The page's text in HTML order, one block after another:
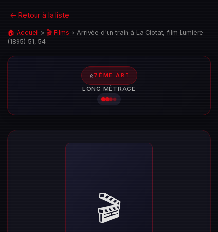
← Retour à la liste
🏠 Accueil > 🎬 Films > Arrivée d'un train à La Ciotat, film Lumière
(1895) 51, 54
⭐7ÈME ART
LONG MÉTRAGE
🎬